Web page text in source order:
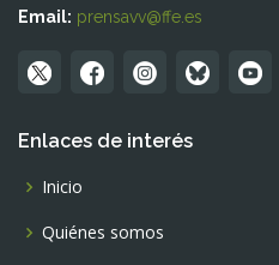
Email: prensavv@ffe.es
Enlaces de interés
Inicio
Quiénes somos